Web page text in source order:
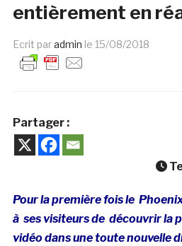
entièrement en
Ecrit paradmin le 15/08/2018
Partager :
Pour la première fois le
à ses visiteurs de découvrir la
vidéo dans une toute nouvelle